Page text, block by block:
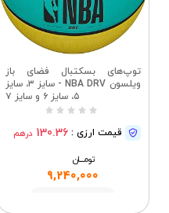
توپ‌های بسکتبال فضای باز
ویلسون NBA DRV - سایز ۳، سایز
۵، سایز ۶ و سایز ۷
قیمت ارزی : 130.36 درهم
تومــــــان
9,240,000